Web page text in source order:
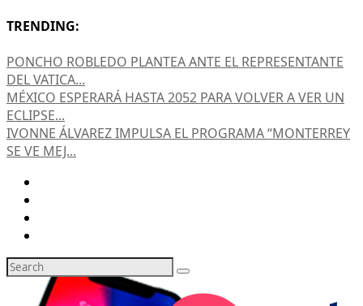
TRENDING:
PONCHO ROBLEDO PLANTEA ANTE EL REPRESENTANTE
DEL VATICA...
MÉXICO ESPERARÁ HASTA 2052 PARA VOLVER A VER UN
ECLIPSE...
IVONNE ÁLVAREZ IMPULSA EL PROGRAMA “MONTERREY
SE VE MEJ...